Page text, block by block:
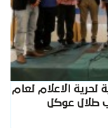
لحرية الاعلام لعام